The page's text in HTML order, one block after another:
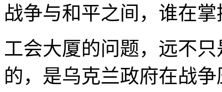
战争与和平之间，谁在
工会大厦的问题，远不
的，是乌克兰政府在战